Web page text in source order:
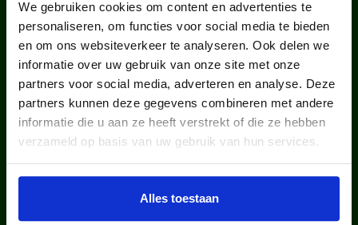
We gebruiken cookies om content en advertenties te
personaliseren, om functies voor social media te bieden
en om ons websiteverkeer te analyseren. Ook delen we
informatie over uw gebruik van onze site met onze
partners voor social media, adverteren en analyse. Deze
partners kunnen deze gegevens combineren met andere
informatie die u aan ze heeft verstrekt of die ze hebben
verzameld op basis van uw gebruik van hun services.
Alles toestaan
WIST JE DAT IN
NEDERLAND?
kinderen en jongeren werden in
2025 via ons lid van een club.